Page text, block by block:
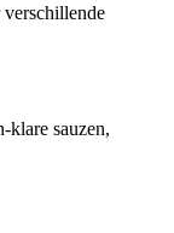
verschillende
klare sauzen,